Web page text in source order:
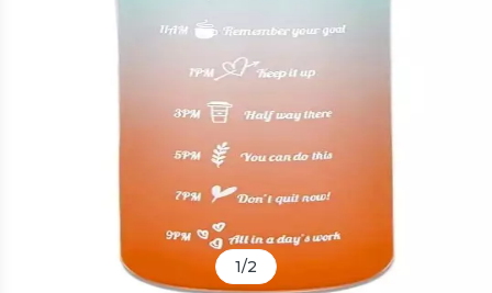
1/2